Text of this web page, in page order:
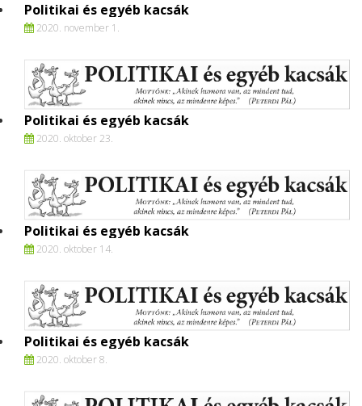
Politikai és egyéb kacsák
2020. november 1.
Politikai és egyéb kacsák
2020. oktober 23.
Politikai és egyéb kacsák
2020. oktober 14.
Politikai és egyéb kacsák
2020. oktober 8.